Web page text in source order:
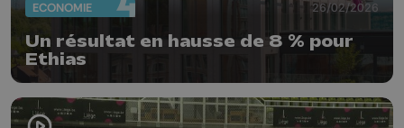
ECONOMIE 26/02/2026
Un résultat en hausse de 8 % pour
Ethias